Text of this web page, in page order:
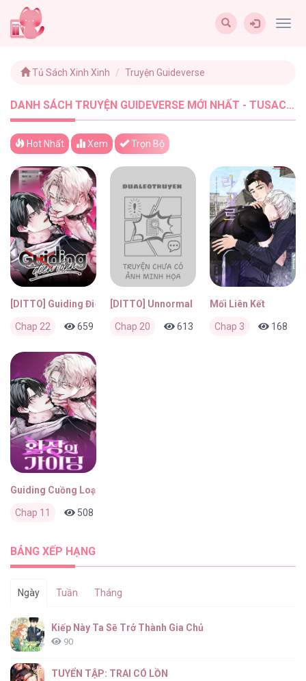
Tủ Sách Xinh Xinh Truyện Guideverse
DANH SÁCH TRUYỆN GUIDEVERSE MỚI NHẤT - TUSACHXINHXINH (4)
Hot Nhất Xem Trọn Bộ
[DITTO] Guiding Điên Loạn
Chap 22 659 0 1 tuần trước
[DITTO] Unnormal
Chap 20 613 0 1 tuần trước
Mối Liên Kết
Chap 3 168
Guiding Cuồng Loạn
Chap 11 508
BẢNG XẾP HẠNG
Ngày Tuần Tháng
Kiếp Này Ta Sẽ Trở Thành Gia Chủ
90
TUYỂN TẬP: TRAI CÓ LỒN